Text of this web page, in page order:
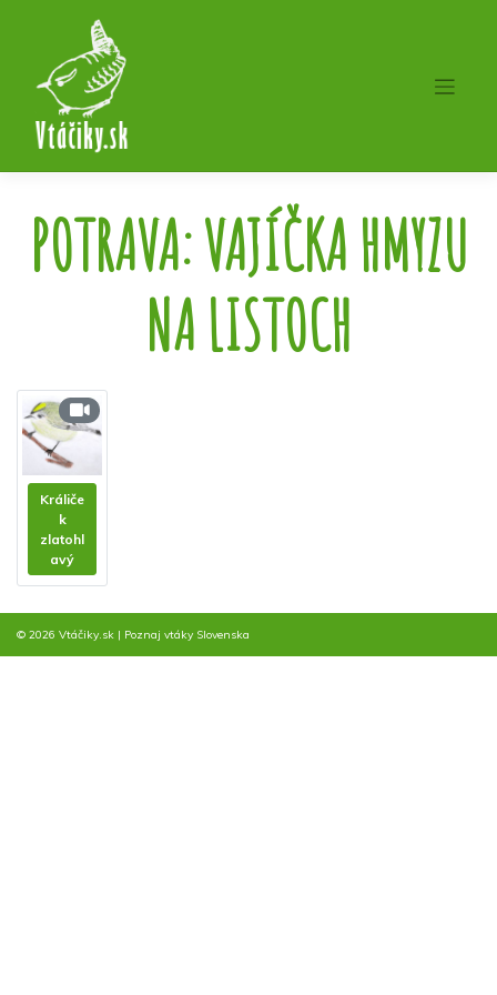
POTRAVA:VAJÍČKA HMYZU
NA LISTOCH
Králiče
k
zlatohl
avý
© 2026 Vtáčiky.sk | Poznaj vtáky Slovenska